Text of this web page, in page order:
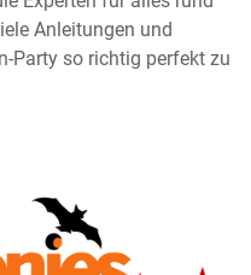
Anleitungen und
Party so richtig perfekt zu